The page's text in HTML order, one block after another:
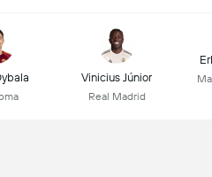
Vinicius Júnior
Real Madrid